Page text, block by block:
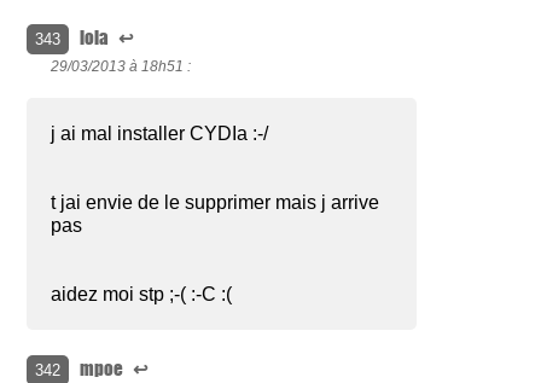
343 lola ↩
29/03/2013 à 18h51 :
j ai mal installer CYDIa :-/
t jai envie de le supprimer mais j arrive
pas
aidez moi stp ;-( :-C :(
342 mpoe ↩